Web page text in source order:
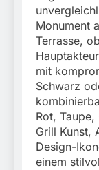
Monument
Terrasse,
mit
Schwarz
Rot,
Grill Kunst,
Design-
einem